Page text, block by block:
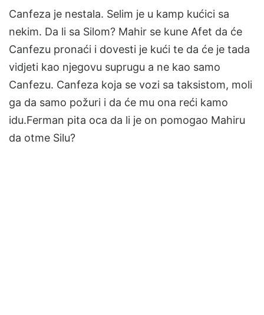
Canfeza je nestala. Selim je u kamp kućici sa
nekim. Da li sa Silom? Mahir se kune Afet da će
Canfezu pronaći i dovesti je kući te da će je tada
vidjeti kao njegovu suprugu a ne kao samo
Canfezu. Canfeza koja se vozi sa taksistom, moli
ga da samo požuri i da će mu ona reći kamo
idu.Ferman pita oca da li je on pomogao Mahiru
da otme Silu?